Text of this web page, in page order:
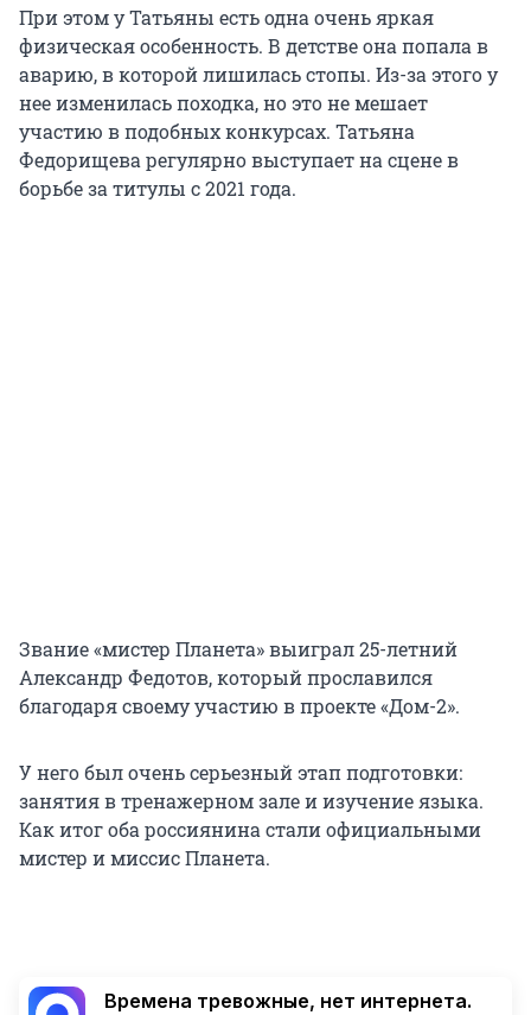
При этом у Татьяны есть одна очень яркая
физическая особенность. В детстве она попала в
аварию, в которой лишилась стопы. Из-за этого у
нее изменилась походка, но это не мешает
участию в подобных конкурсах. Татьяна
Федорищева регулярно выступает на сцене в
борьбе за титулы с 2021 года.
Звание «мистер Планета» выиграл 25-летний
Александр Федотов, который прославился
благодаря своему участию в проекте «Дом-2».
У него был очень серьезный этап подготовки:
занятия в тренажерном зале и изучение языка.
Как итог оба россиянина стали официальными
мистер и миссис Планета.
Времена тревожные, нет интернета.